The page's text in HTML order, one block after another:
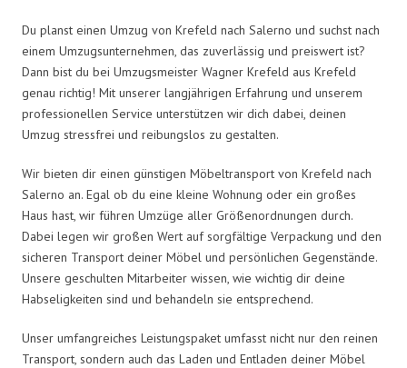
Du planst einen Umzug von Krefeld nach Salerno und suchst nach
einem Umzugsunternehmen, das zuverlässig und preiswert ist?
Dann bist du bei Umzugsmeister Wagner Krefeld aus Krefeld
genau richtig! Mit unserer langjährigen Erfahrung und unserem
professionellen Service unterstützen wir dich dabei, deinen
Umzug stressfrei und reibungslos zu gestalten.
Wir bieten dir einen günstigen Möbeltransport von Krefeld nach
Salerno an. Egal ob du eine kleine Wohnung oder ein großes
Haus hast, wir führen Umzüge aller Größenordnungen durch.
Dabei legen wir großen Wert auf sorgfältige Verpackung und den
sicheren Transport deiner Möbel und persönlichen Gegenstände.
Unsere geschulten Mitarbeiter wissen, wie wichtig dir deine
Habseligkeiten sind und behandeln sie entsprechend.
Unser umfangreiches Leistungspaket umfasst nicht nur den reinen
Transport, sondern auch das Laden und Entladen deiner Möbel